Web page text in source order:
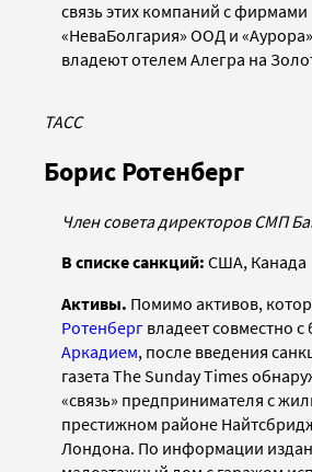
связь этих компаний с фирмами
«НеваБолгария» ООД и
владеют отелем Алегра на
ТАСС
Борис Ротенберг
Член совета директоров СМП
В списке санкций: США, Канада
Активы. Помимо активов,
Ротенберг владеет совместно с
Аркадием, после введения
газета The Sunday Times
«связь» предпринимателя с
престижном районе
Лондона. По информации